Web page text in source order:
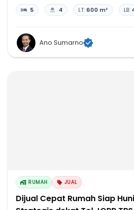
5 4 LT: 600 m² LB:
Ano Sumarno
RUMAH JUAL
Dijual Cepat Rumah Siap